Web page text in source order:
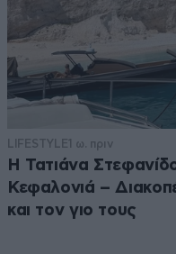
LIFESTYLE1 ω. πριν
Η Τατιάνα
Κεφαλονιά –
και τον γιο τους